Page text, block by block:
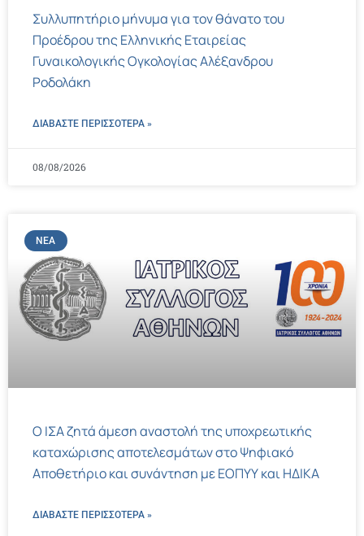
Συλλυπητήριο μήνυμα για τον θάνατο του
Προέδρου της Ελληνικής Εταιρείας
Γυναικολογικής Ογκολογίας Αλέξανδρου
Ροδολάκη
ΔΙΑΒΑΣΤΕ ΠΕΡΙΣΣΌΤΕΡΑ »
08/08/2026
ΝΈΑ
Ο ΙΣΑ ζητά άμεση αναστολή της υποχρεωτικής
καταχώρισης αποτελεσμάτων στο Ψηφιακό
Αποθετήριο και συνάντηση με ΕΟΠΥΥ και ΗΔΙΚΑ
ΔΙΑΒΑΣΤΕ ΠΕΡΙΣΣΌΤΕΡΑ »